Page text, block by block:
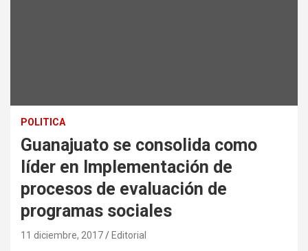
POLITICA
Guanajuato se consolida como
líder en Implementación de
procesos de evaluación de
programas sociales
11 diciembre, 2017 Editorial